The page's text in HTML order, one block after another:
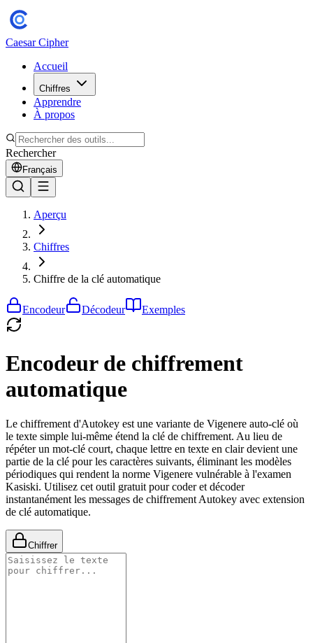
Caesar Cipher
Accueil
Chiffres
Apprendre
À propos
Rechercher
Français
Aperçu
Chiffres
Chiffre de la clé automatique
Encodeur Décodeur Exemples
Encodeur de chiffrement
automatique
Le chiffrement d'Autokey est une variante de Vigenere auto-clé où
le texte simple lui-même étend la clé de chiffrement. Au lieu de
répéter un mot-clé court, chaque lettre en texte en clair devient une
partie de la clé pour les caractères suivants, éliminant les modèles
périodiques qui rendent la norme Vigenere vulnérable à l'examen
Kasiski. Utilisez cet outil gratuit pour coder et décoder
instantanément les messages de chiffrement Autokey avec extension
de clé automatique.
Chiffrer